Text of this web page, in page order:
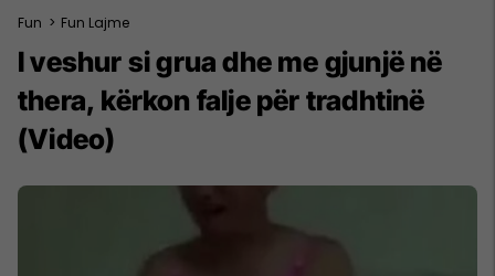
Fun > Fun Lajme
I veshur si grua dhe me gjunjë në
thera, kërkon falje për tradhtinë
(Video)